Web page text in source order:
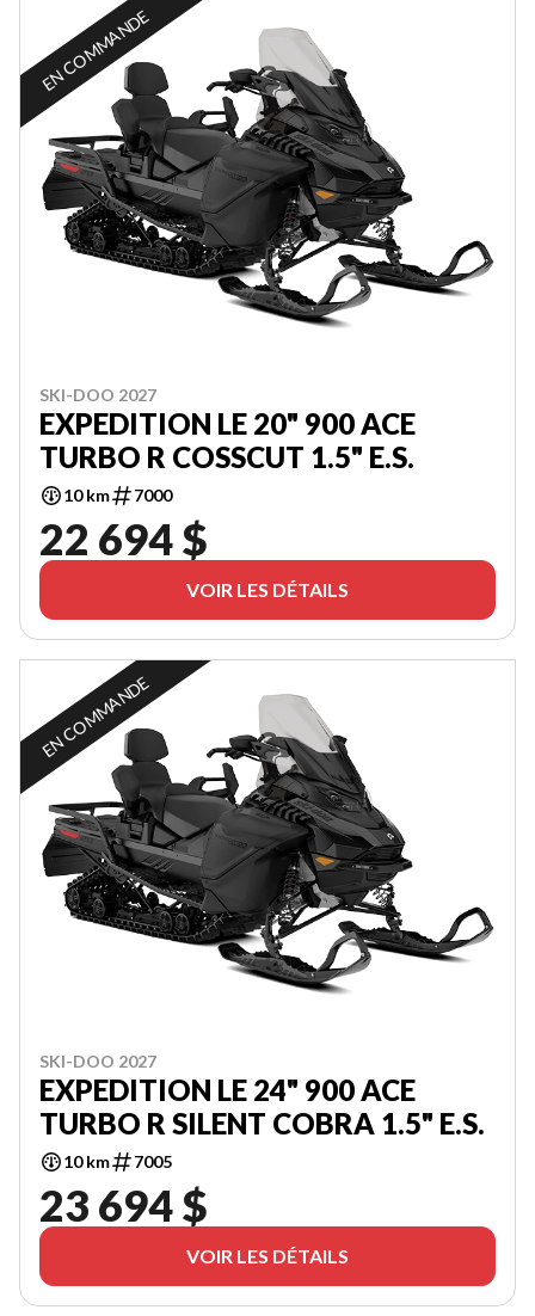
EN COMMANDE
SKI-DOO 2027
EXPEDITION LE 20" 900 ACE
TURBO R COSSCUT 1.5" E.S.
10 km 7000
22 694 $
VOIR LES DÉTAILS
EN COMMANDE
SKI-DOO 2027
EXPEDITION LE 24" 900 ACE
TURBO R SILENT COBRA 1.5" E.S.
10 km 7005
23 694 $
VOIR LES DÉTAILS